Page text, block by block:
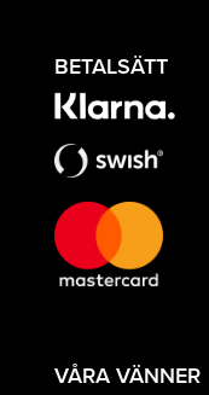
BETALSÄTT
VÅRA VÄNNER